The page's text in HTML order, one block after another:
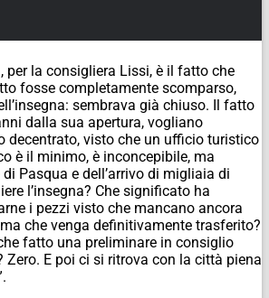
per la consigliera Lissi, è il fatto che
fosse completamente scomparso,
sembrava già chiuso. Il fatto
dalla sua apertura, vogliano
decentrato, visto che un ufficio turistico
è il minimo, è inconcepibile, ma
Pasqua e dell’arrivo di migliaia di
l’insegna? Che significato ha
i pezzi visto che mancano ancora
che venga definitivamente trasferito?
fatto una preliminare in consiglio
Zero. E poi ci si ritrova con la città piena